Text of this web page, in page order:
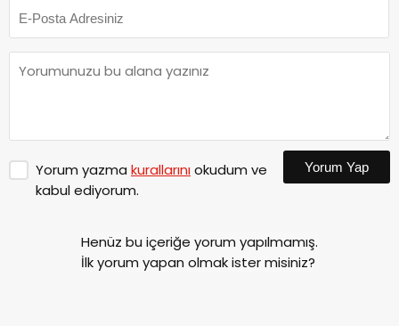
Yorum yazma kurallarınıokudum ve
kabul ediyorum.
Yorum Yap
Henüz bu içeriğe yorum yapılmamış.
İlk yorum yapan olmak ister misiniz?